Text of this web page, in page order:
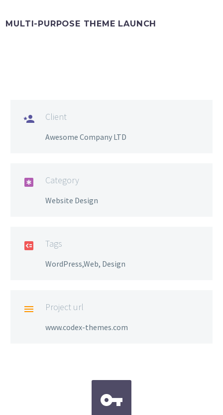
MULTI-PURPOSE THEME LAUNCH
 Client
Awesome Company LTD
 Category
Website Design
 Tags
WordPress,Web, Design
 Project url
www.codex-themes.com

